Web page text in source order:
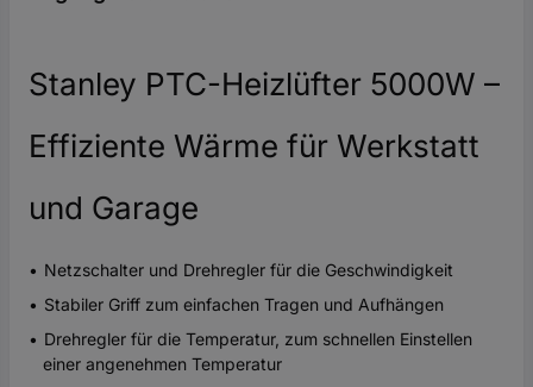
Stanley PTC-Heizlüfter 5000W –
Effiziente Wärme für Werkstatt
und Garage
Netzschalter und Drehregler für die Geschwindigkeit
Stabiler Griff zum einfachen Tragen und Aufhängen
Drehregler für die Temperatur, zum schnellen Einstellen
einer angenehmen Temperatur